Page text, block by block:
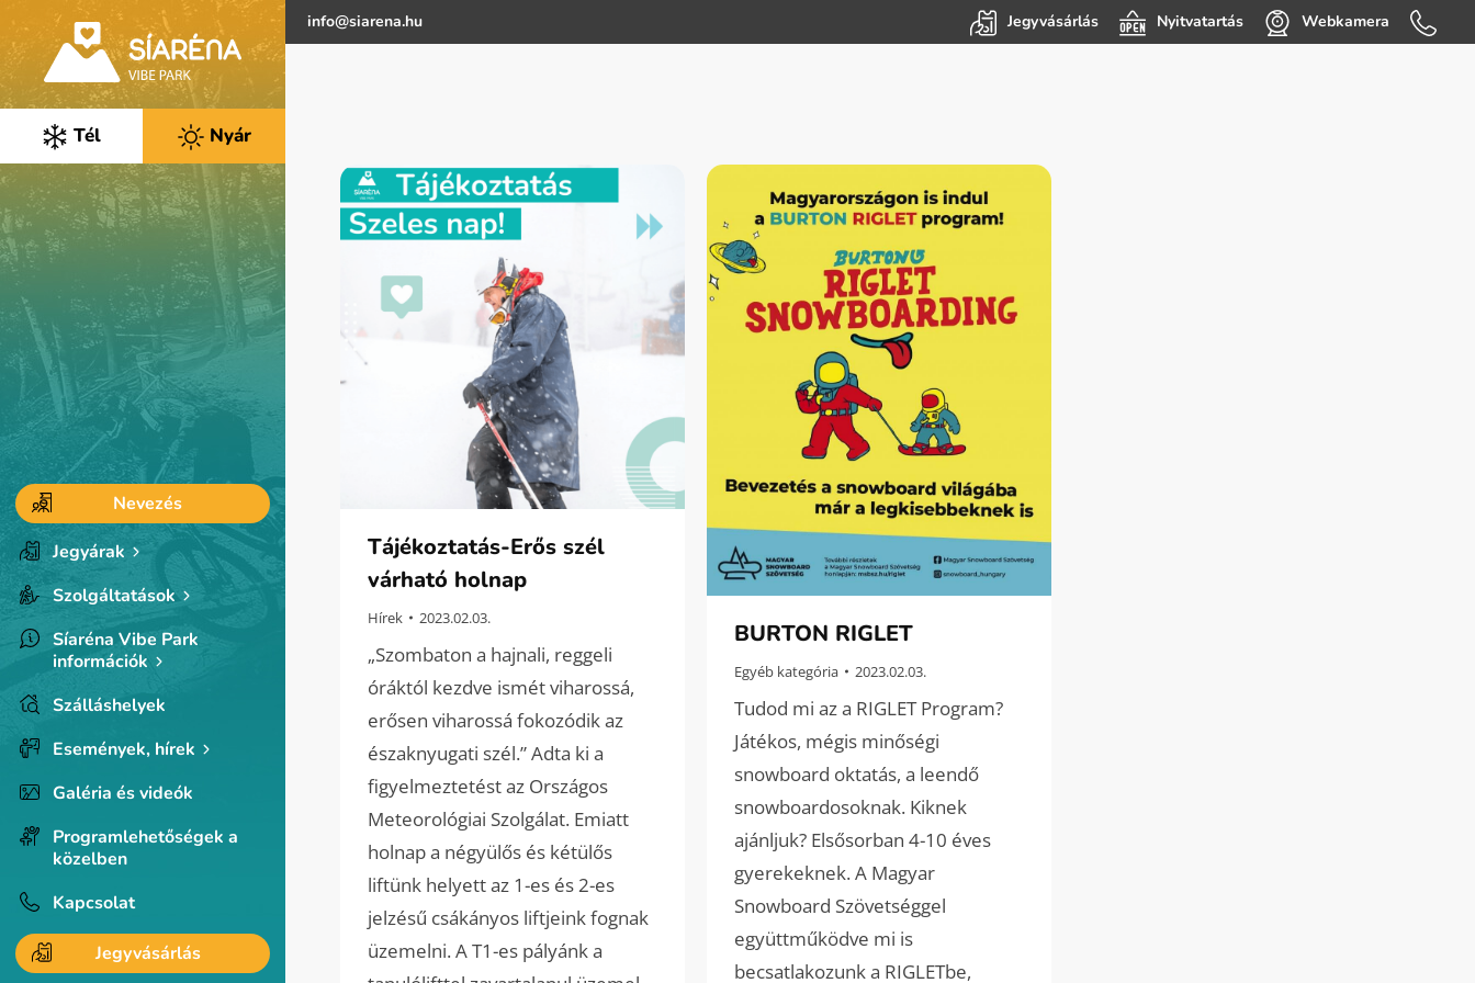
Tél Nyár
Nevezés
Jegyárak
Szolgáltatások
Síaréna Vibe Park
információk
Szálláshelyek
Események, hírek
Galéria és videók
Programlehetőségek a
közelben
Kapcsolat
Jegyvásárlás
info@siarena.hu Jegyvásárlás Nyitvatartás Webkamera
Tájékoztatás-Erős szél
várható holnap
Hírek 2023.02.03.
„Szombaton a hajnali, reggeli
óráktól kezdve ismét viharossá,
erősen viharossá fokozódik az
északnyugati szél.” Adta ki a
figyelmeztetést az Országos
Meteorológiai Szolgálat. Emiatt
holnap a négyülős és kétülős
liftünk helyett az 1-es és 2-es
jelzésű csákányos liftjeink fognak
üzemelni. A T1-es pályánk a
BURTON RIGLET
Egyéb kategória 2023.02.03.
Tudod mi az a RIGLET Program?
Játékos, mégis minőségi
snowboard oktatás, a leendő
snowboardosoknak. Kiknek
ajánljuk? Elsősorban 4-10 éves
gyerekeknek. A Magyar
Snowboard Szövetséggel
együttműködve mi is
becsatlakozunk a RIGLETbe,